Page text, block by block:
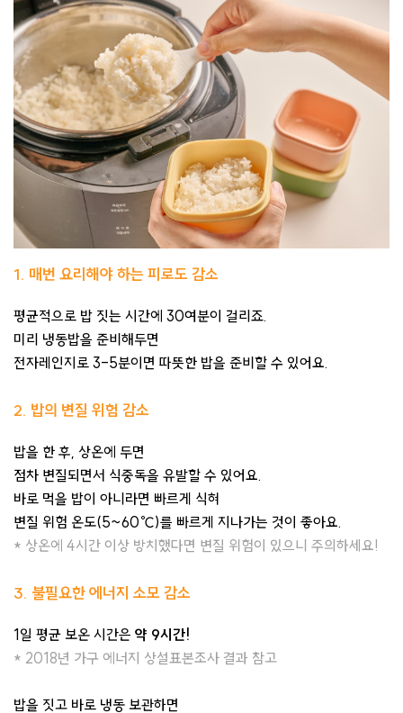
1. 매번 요리해야 하는 피로도 감소
평균적으로 밥 짓는 시간에 30여분이 걸리죠.
미리 냉동밥을 준비해두면
전자레인지로 3-5분이면 따뜻한 밥을 준비할 수 있어요.
2. 밥의 변질 위험 감소
밥을 한 후, 상온에 두면
점차 변질되면서 식중독을 유발할 수 있어요.
바로 먹을 밥이 아니라면 빠르게 식혀
변질 위험 온도(5~60℃)를 빠르게 지나가는 것이 좋아요.
* 상온에 4시간 이상 방치했다면 변질 위험이 있으니 주의하세요!
3. 불필요한 에너지 소모 감소
1일 평균 보온 시간은 약 9시간!
* 2018년 가구 에너지 상설표본조사 결과 참고
밥을 짓고 바로 냉동 보관하면